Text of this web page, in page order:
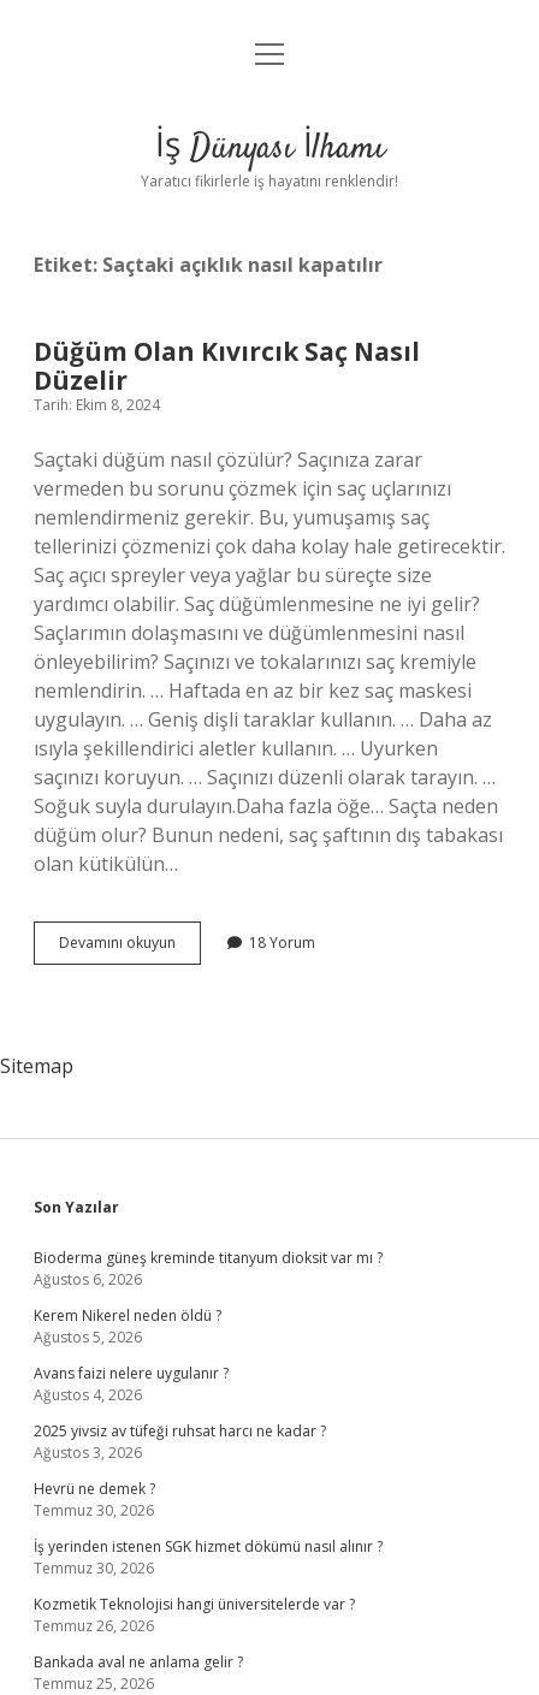
Anasayfa
Yasal Uyarı
menüyü
İş Dünyası İlhamı
Yaratıcı fikirlerle iş hayatını renklendir!
Etiket: Saçtaki açıklık nasıl kapatılır
Düğüm Olan Kıvırcık Saç Nasıl
Düzelir
Tarih: Ekim 8, 2024
Saçtaki düğüm nasıl çözülür? Saçınıza zarar
vermeden bu sorunu çözmek için saç uçlarınızı
nemlendirmeniz gerekir. Bu, yumuşamış saç
tellerinizi çözmenizi çok daha kolay hale getirecektir.
Saç açıcı spreyler veya yağlar bu süreçte size
yardımcı olabilir. Saç düğümlenmesine ne iyi gelir?
Saçlarımın dolaşmasını ve düğümlenmesini nasıl
önleyebilirim? Saçınızı ve tokalarınızı saç kremiyle
nemlendirin. … Haftada en az bir kez saç maskesi
uygulayın. … Geniş dişli taraklar kullanın. … Daha az
ısıyla şekillendirici aletler kullanın. … Uyurken
saçınızı koruyun. … Saçınızı düzenli olarak tarayın. …
Soğuk suyla durulayın.Daha fazla öğe… Saçta neden
düğüm olur? Bunun nedeni, saç şaftının dış tabakası
olan kütikülün…
Devamını okuyun
Olan
18 Yorum
Sitemap
Sidebar
Son Yazılar
Bioderma güneş kreminde titanyum dioksit var mı ?
Ağustos 6, 2026
Kerem Nikerel neden öldü ?
Ağustos 5, 2026
Avans faizi nelere uygulanır ?
Ağustos 4, 2026
2025 yivsiz av tüfeği ruhsat harcı ne kadar ?
Ağustos 3, 2026
Hevrü ne demek ?
Temmuz 30, 2026
İş yerinden istenen SGK hizmet dökümü nasıl alınır ?
Temmuz 30, 2026
Kozmetik Teknolojisi hangi üniversitelerde var ?
Temmuz 26, 2026
Bankada aval ne anlama gelir ?
Temmuz 25, 2026